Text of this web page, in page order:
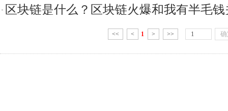
区块链是什么？区块链火爆和我有半毛
<< < 1 > >>